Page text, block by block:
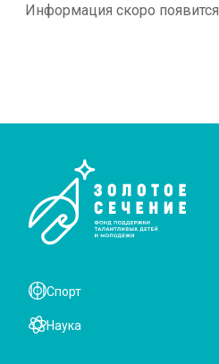
Информация скоро появится
Наука
Спорт